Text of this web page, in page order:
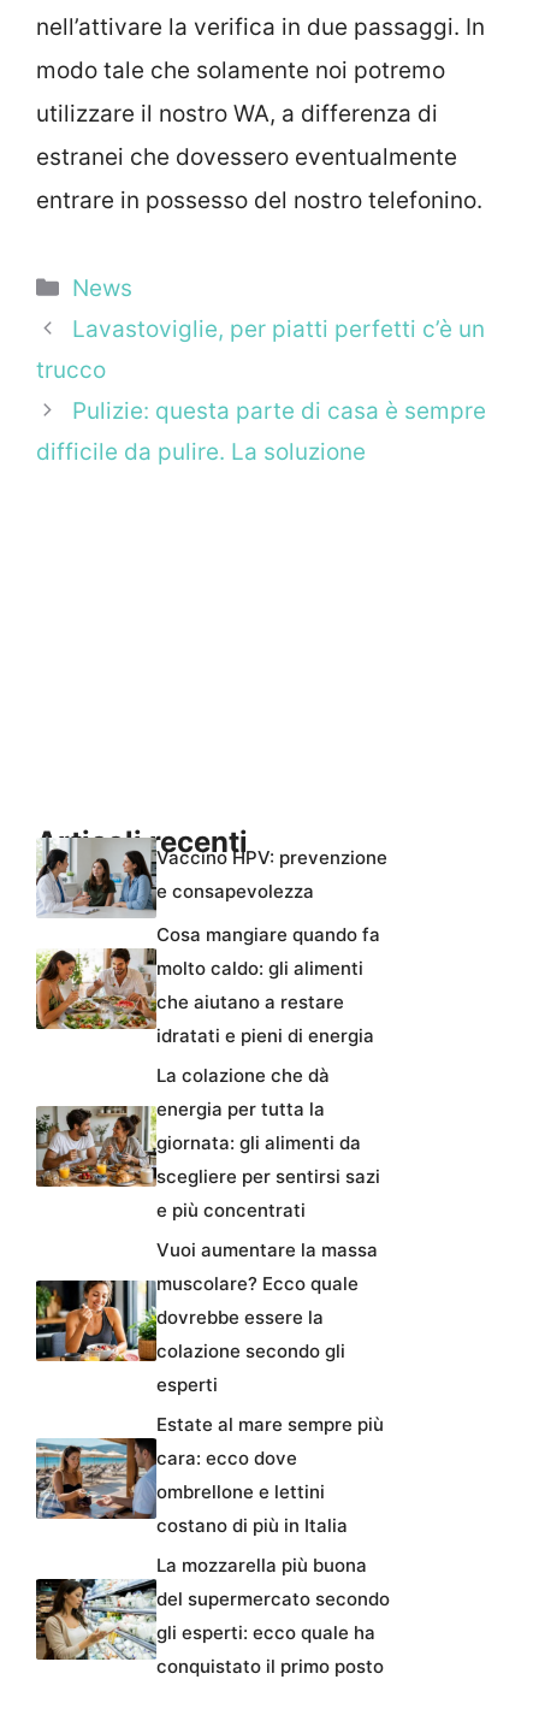
nell’attivare la verifica in due passaggi. In
modo tale che solamente noi potremo
utilizzare il nostro WA, a differenza di
estranei che dovessero eventualmente
entrare in possesso del nostro telefonino.
Categorie
News
Lavastoviglie, per piatti perfetti c’è un
trucco
Pulizie: questa parte di casa è sempre
difficile da pulire. La soluzione
Articoli recentiVaccino HPV: prevenzione
e consapevolezza
Cosa mangiare quando fa
molto caldo: gli alimenti
che aiutano a restare
idratati e pieni di energia
La colazione che dà
energia per tutta la
giornata: gli alimenti da
scegliere per sentirsi sazi
e più concentrati
Vuoi aumentare la massa
muscolare? Ecco quale
dovrebbe essere la
colazione secondo gli
esperti
Estate al mare sempre più
cara: ecco dove
ombrellone e lettini
costano di più in Italia
La mozzarella più buona
del supermercato secondo
gli esperti: ecco quale ha
conquistato il primo posto